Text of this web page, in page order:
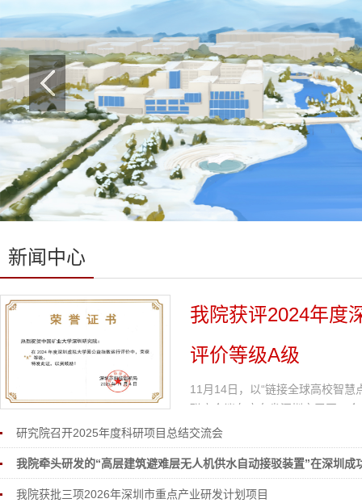
新闻中心
我院获评2024年度
评价等级A级
​11月14日，以“链接全球高校智
联席会议在广东省深圳市召开。
学园公益指数运行评价等级评价
研究院召开2025年度科研项目总结交流会
我院牵头研发的“高层建筑避难层无人机供水自动接驳装置”在深圳成
我院获批三项2026年深圳市重点产业研发计划项目